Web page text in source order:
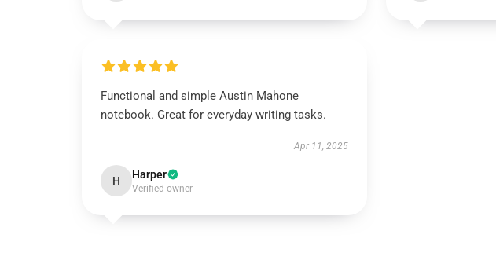
Functional and simple Austin Mahone
notebook. Great for everyday writing tasks.
Apr 11, 2025
H Harper
Verified owner